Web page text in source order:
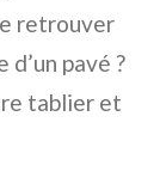
retrouver
pavé ?
tablier et